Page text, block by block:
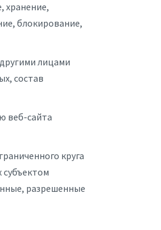
хранение,
блокирование,
лицами
состав
веб-сайта
круга
разрешенные